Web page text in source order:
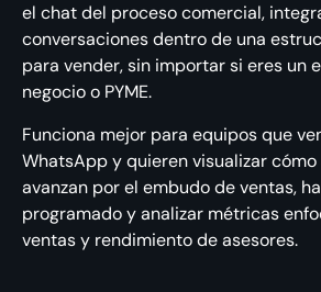
el chat del proceso comercial,
conversaciones dentro de una
para vender, sin importar si eres un
negocio o PYME.
Funciona mejor para equipos que
WhatsApp y quieren visualizar
avanzan por el embudo de ventas,
programado y analizar métricas
ventas y rendimiento de asesores.